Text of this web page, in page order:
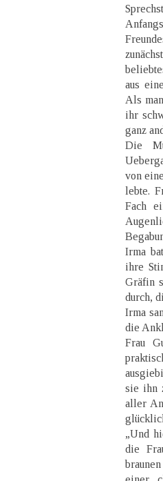
aus
Als
ihr
ganz
Die
von
lebte.
Fach
Irma
ihre
Gräfin
durch,
Irma
die
Frau
sie ihn
aller
„Und
die